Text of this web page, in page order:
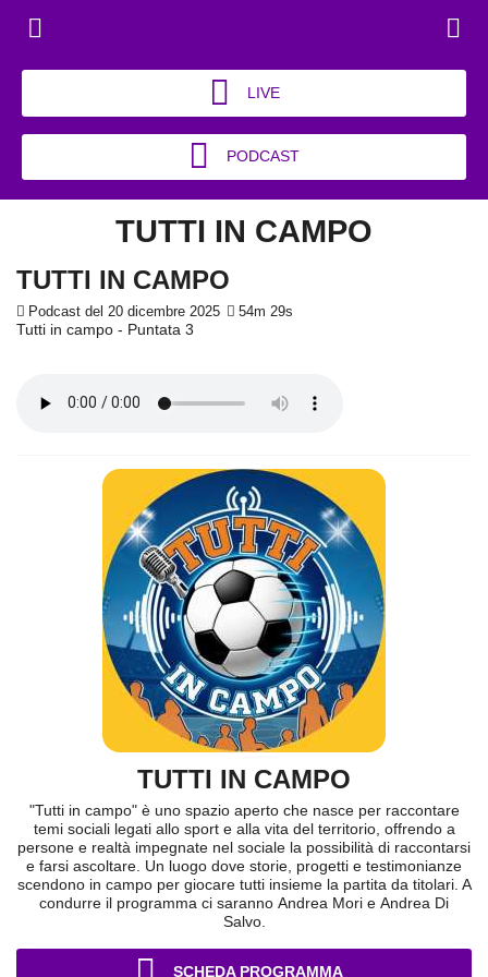
LIVE
PODCAST
TUTTI IN CAMPO
TUTTI IN CAMPO
Podcast del 20 dicembre 2025 54m 29s
Tutti in campo - Puntata 3
TUTTI IN CAMPO
"Tutti in campo" è uno spazio aperto che nasce per raccontare
temi sociali legati allo sport e alla vita del territorio, offrendo a
persone e realtà impegnate nel sociale la possibilità di raccontarsi
e farsi ascoltare. Un luogo dove storie, progetti e testimonianze
scendono in campo per giocare tutti insieme la partita da titolari. A
condurre il programma ci saranno Andrea Mori e Andrea Di
Salvo.
SCHEDA PROGRAMMA